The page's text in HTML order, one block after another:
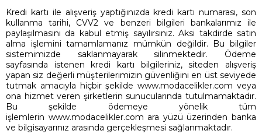
Kredi kartı ile alışveriş yaptığınızda kredi kartı numarası, son
kullanma tarihi, CVV2 ve benzeri bilgileri bankalarımız ile
paylaşılmasını da kabul etmiş sayılırsınız. Aksi takdirde satın
alma işlemini tamamlamanız mümkün değildir. Bu bilgiler
sistemimizde saklanmayarak silinmektedir. Ödeme
sayfasında istenen kredi kartı bilgileriniz, siteden alışveriş
yapan siz değerli müşterilerimizin güvenliğini en üst seviyede
tutmak amacıyla hiçbir şekilde www.modacelikler.com veya
ona hizmet veren şirketlerin sunucularında tutulmamaktadır.
Bu şekilde ödemeye yönelik tüm
işlemlerin www.modacelikler.com ara yüzü üzerinden banka
ve bilgisayarınız arasında gerçekleşmesi sağlanmaktadır.